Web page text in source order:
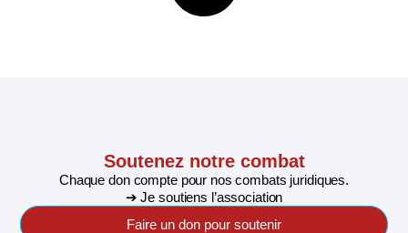
Soutenez notre combat
Chaque don compte pour nos combats juridiques.
➔ Je soutiens l’association
Faire un don pour soutenir